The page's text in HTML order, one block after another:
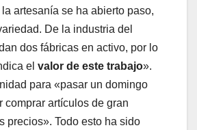
artesanía se ha abierto paso,
De la industria del
dos fábricas en activo, por lo
el valor de este trabajo».
para «pasar un domingo
comprar artículos de gran
precios». Todo esto ha sido